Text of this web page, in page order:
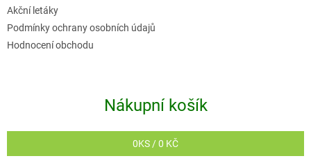
Akční letáky
Podmínky ochrany osobních údajů
Hodnocení obchodu
Nákupní košík
0KS /0 KČ